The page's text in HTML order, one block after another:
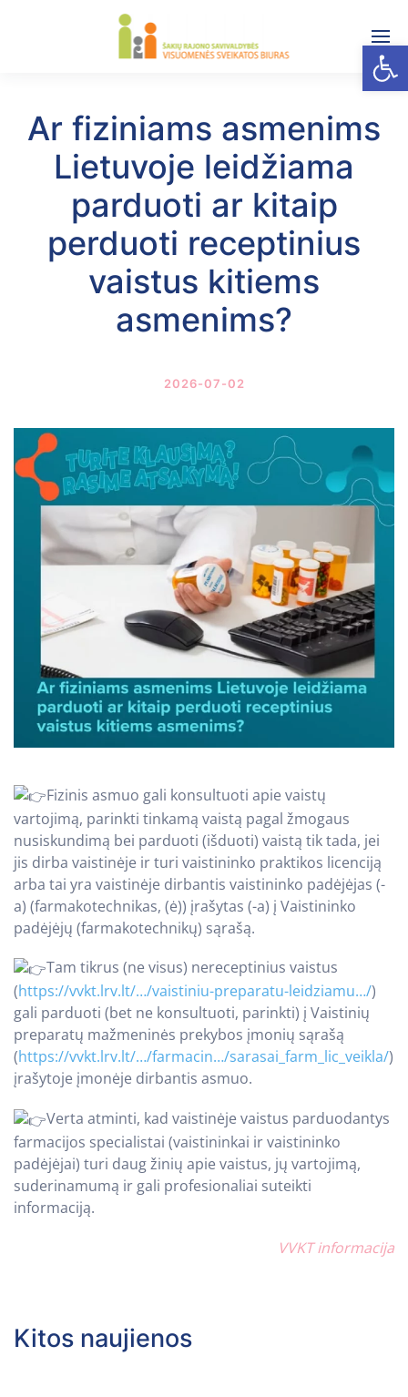
Ar fiziniams asmenims
Lietuvoje leidžiama
parduoti ar kitaip
perduoti receptinius
vaistus kitiems
asmenims?
2026-07-02
Fizinis asmuo gali konsultuoti apie vaistų
vartojimą, parinkti tinkamą vaistą pagal žmogaus
nusiskundimą bei parduoti (išduoti) vaistą tik tada, jei
jis dirba vaistinėje ir turi vaistininko praktikos licenciją
arba tai yra vaistinėje dirbantis vaistininko padėjėjas (-
a) (farmakotechnikas, (ė)) įrašytas (-a) į Vaistininko
padėjėjų (farmakotechnikų) sąrašą.
Tam tikrus (ne visus) nereceptinius vaistus
(https://vvkt.lrv.lt/…/vaistiniu-preparatu-leidziamu…/)
gali parduoti (bet ne konsultuoti, parinkti) į Vaistinių
preparatų mažmeninės prekybos įmonių sąrašą
(https://vvkt.lrv.lt/…/farmacin…/sarasai_farm_lic_veikla/)
įrašytoje įmonėje dirbantis asmuo.
Verta atminti, kad vaistinėje vaistus parduodantys
farmacijos specialistai (vaistininkai ir vaistininko
padėjėjai) turi daug žinių apie vaistus, jų vartojimą,
suderinamumą ir gali profesionaliai suteikti
informaciją.
VVKT informacija
Kitos naujienos